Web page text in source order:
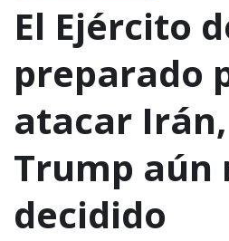
El Ejército
preparado
atacar
Trump aún
decidido